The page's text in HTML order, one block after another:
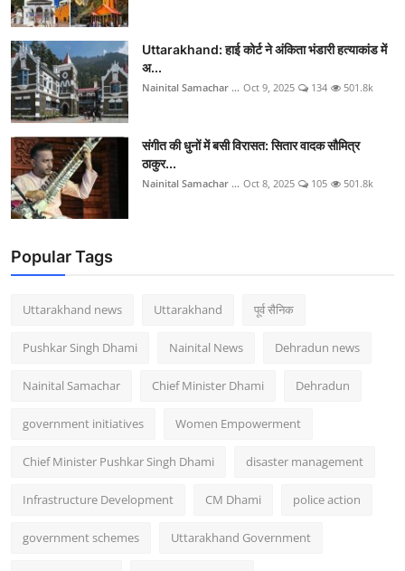
Uttarakhand: हाई कोर्ट ने अंकिता भंडारी हत्याकांड में
अ...
Nainital Samachar ... Oct 9, 2025 134 501.8k
संगीत की धुनों में बसी विरासत: सितार वादक सौमित्र
ठाकुर...
Nainital Samachar ... Oct 8, 2025 105 501.8k
Popular Tags
Uttarakhand news Uttarakhand पूर्व सैनिक
Pushkar Singh Dhami Nainital News Dehradun news
Nainital Samachar Chief Minister Dhami Dehradun
government initiatives Women Empowerment
Chief Minister Pushkar Singh Dhami disaster management
Infrastructure Development CM Dhami police action
government schemes Uttarakhand Government